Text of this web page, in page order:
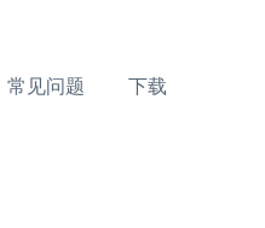
常见问题 下载